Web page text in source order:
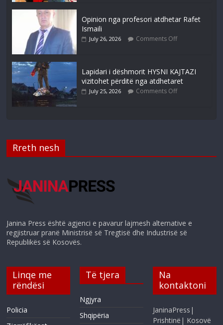
Opinion nga profesori atdhetar Rafet
Ismaili
July 26, 2026 Comments Off
Lapidari i dëshmorit HYSNI KAJTAZI
vizitohet përditë nga atdhetaret
July 25, 2026 Comments Off
Rreth nesh
Janina Press është agjenci e pavarur lajmesh alternative e
regjistruar pranë Ministrisë së Tregtisë dhe Industrisë së
Republikës së Kosovës.
Linqe me
rëndësi
Policia
Të tjera
Ngjyra
Shqipëria
Na
kontaktoni
JaninaPress|
Prishtinë| Kosovë